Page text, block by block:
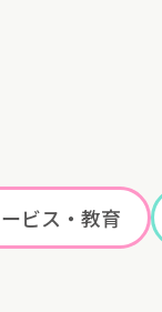
ビス・教育